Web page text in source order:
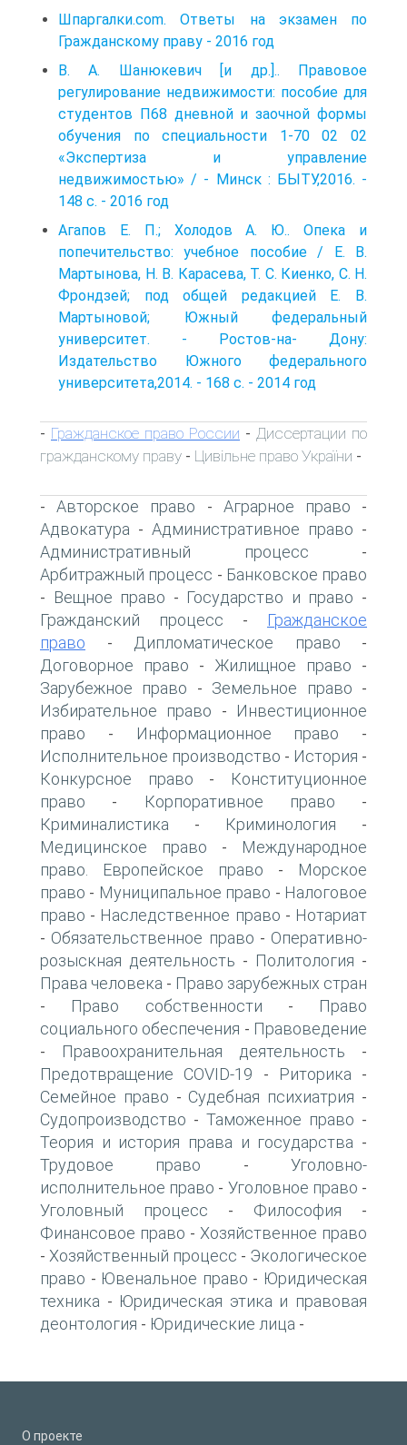
Шпаргалки.com. Ответы на экзамен по
Гражданскому праву - 2016 год
В. А. Шанюкевич [и др.].. Правовое
регулирование недвижимости: пособие для
студентов П68 дневной и заочной формы
обучения по специальности 1-70 02 02
«Экспертиза и управление
недвижимостью» / - Минск : БЫТУ,2016. -
148 с. - 2016 год
Агапов Е. П.; Холодов А. Ю.. Опека и
попечительство: учебное пособие / Е. В.
Мартынова, Н. В. Карасева, Т. С. Киенко, С. Н.
Фрондзей; под общей редакцией Е. В.
Мартыновой; Южный федеральный
университет. - Ростов-на- Дону:
Издательство Южного федерального
университета,2014. - 168 с. - 2014 год
- Гражданское право России - Диссертации по
гражданскому праву - Цивільне право України -
-Авторское право - Аграрное право -
Адвокатура - Административное право -
Административный процесс -
Арбитражный процесс - Банковское право
- Вещное право - Государство и право -
Гражданский процесс -
Гражданское
право - Дипломатическое право -
Договорное право - Жилищное право -
Зарубежное право - Земельное право -
Избирательное право -
Инвестиционное
право - Информационное право -
Исполнительное производство - История -
Конкурсное право -
Конституционное
право - Корпоративное право -
Криминалистика - Криминология -
Медицинское право -
Международное
право. Европейское право -
Морское
право - Муниципальное право - Налоговое
право - Наследственное право - Нотариат
- Обязательственное право - Оперативно-
розыскная деятельность - Политология -
Права человека - Право зарубежных стран
- Право собственности -
Право
социального обеспечения - Правоведение
- Правоохранительная деятельность -
Предотвращение COVID-19 - Риторика -
Семейное право - Судебная психиатрия -
Судопроизводство - Таможенное право -
Теория и история права и государства -
Трудовое право -Уголовно-
исполнительное право - Уголовное право -
Уголовный процесс - Философия -
Финансовое право - Хозяйственное право
- Хозяйственный процесс - Экологическое
право - Ювенальное право - Юридическая
техника - Юридическая этика и правовая
деонтология - Юридические лица -
О проекте